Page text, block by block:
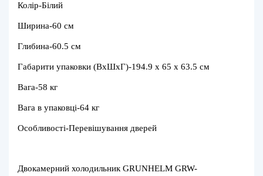
Колір-Білий
Ширина-60 см
Глибина-60.5 см
Габарити упаковки (ВхШхГ)-194.9 х 65 x 63.5 см
Вага-58 кг
Вага в упаковці-64 кг
Особливості-Перевішування дверей
Двокамерний холодильник GRUNHELM GRW-